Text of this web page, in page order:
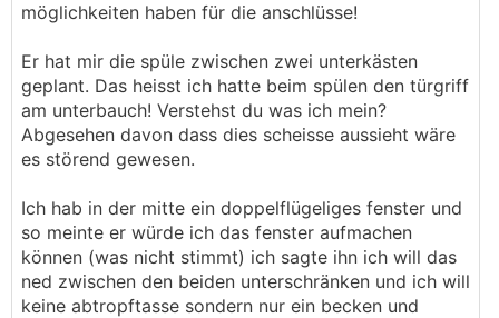
möglichkeiten haben für die anschlüsse!
Er hat mir die spüle zwischen zwei unterkästen
geplant. Das heisst ich hatte beim spülen den türgriff
am unterbauch! Verstehst du was ich mein?
Abgesehen davon dass dies scheisse aussieht wäre
es störend gewesen.
Ich hab in der mitte ein doppelflügeliges fenster und
so meinte er würde ich das fenster aufmachen
können (was nicht stimmt) ich sagte ihn ich will das
ned zwischen den beiden unterschränken und ich will
keine abtropftasse sondern nur ein becken und